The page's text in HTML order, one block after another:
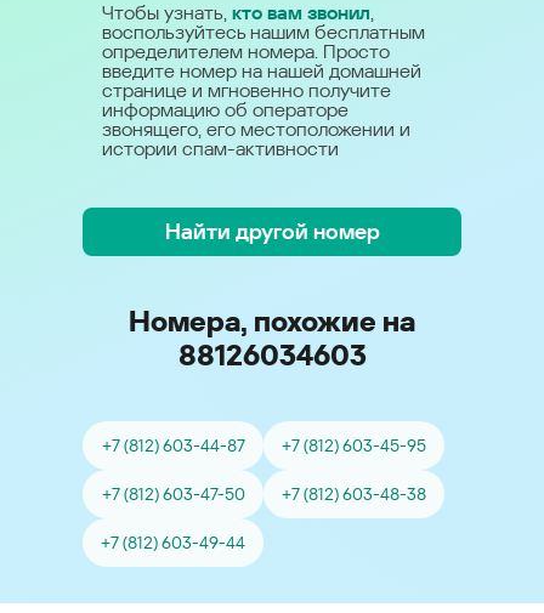
Чтобы узнать, кто вам звонил,
воспользуйтесь нашим бесплатным
определителем номера. Просто
введите номер на нашей домашней
странице и мгновенно получите
информацию об операторе
звонящего, его местоположении и
истории спам-активности
Найти другой номер
Номера, похожие на
88126034603
+7 (812) 603-44-87 +7 (812) 603-45-95
+7 (812) 603-47-50 +7 (812) 603-48-38
+7 (812) 603-49-44